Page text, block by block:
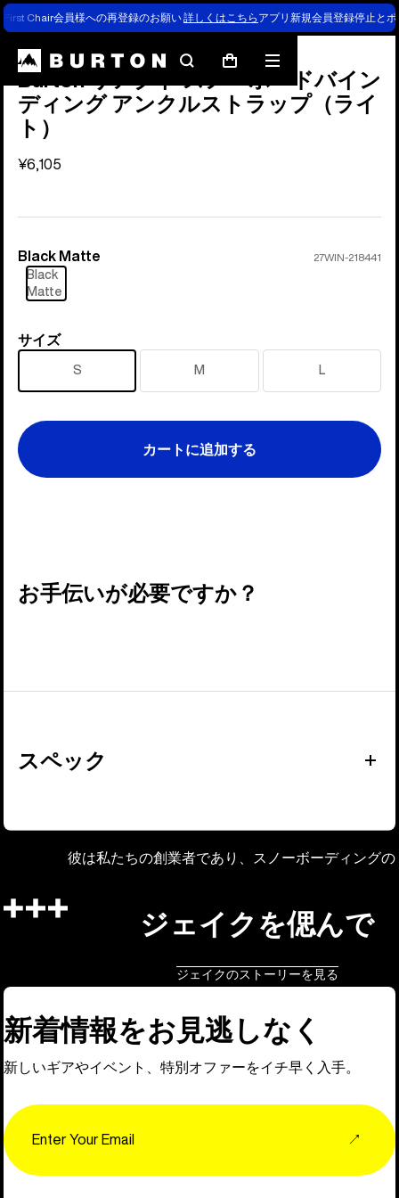
First Chair会員様への再登録のお願い詳しくはこちら アプリ新規会員登録停止と
検
索
カ
ー
ト
メ
ニ
ュ
Burton リアクト スノーボードバイン
ディング アンクルストラップ（ライ
ト）
¥6,105
カ
ラ
ー
Black Matte 27WIN-218441
Black
Matte
サ
サイズ
S M L
カートに追加する
お手伝いが必要ですか？
スペック
彼は私たちの創業者であり、スノーボーディング
ジェイクを偲んで
ジェイクのストーリーを見る
新着情報をお見逃しなく
新しいギアやイベント、特別オファーをイチ早く入手。
↗